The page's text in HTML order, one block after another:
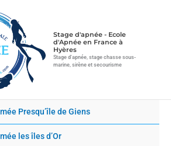
Stage d'apnée - Ecole
d'Apnée en France à
Hyères
Stage d'apnée, stage chasse sous-
marine, sirène et secourisme
Presqu’île de Giens
les îles d’Or